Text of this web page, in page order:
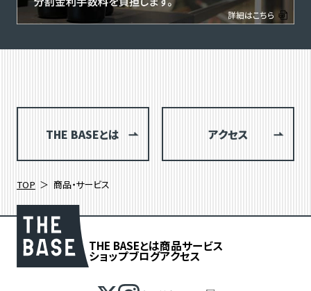
THE BASEとは アクセス
TOP 商品・サービス
THE BASEとは商品サービス
ショップブログアクセス